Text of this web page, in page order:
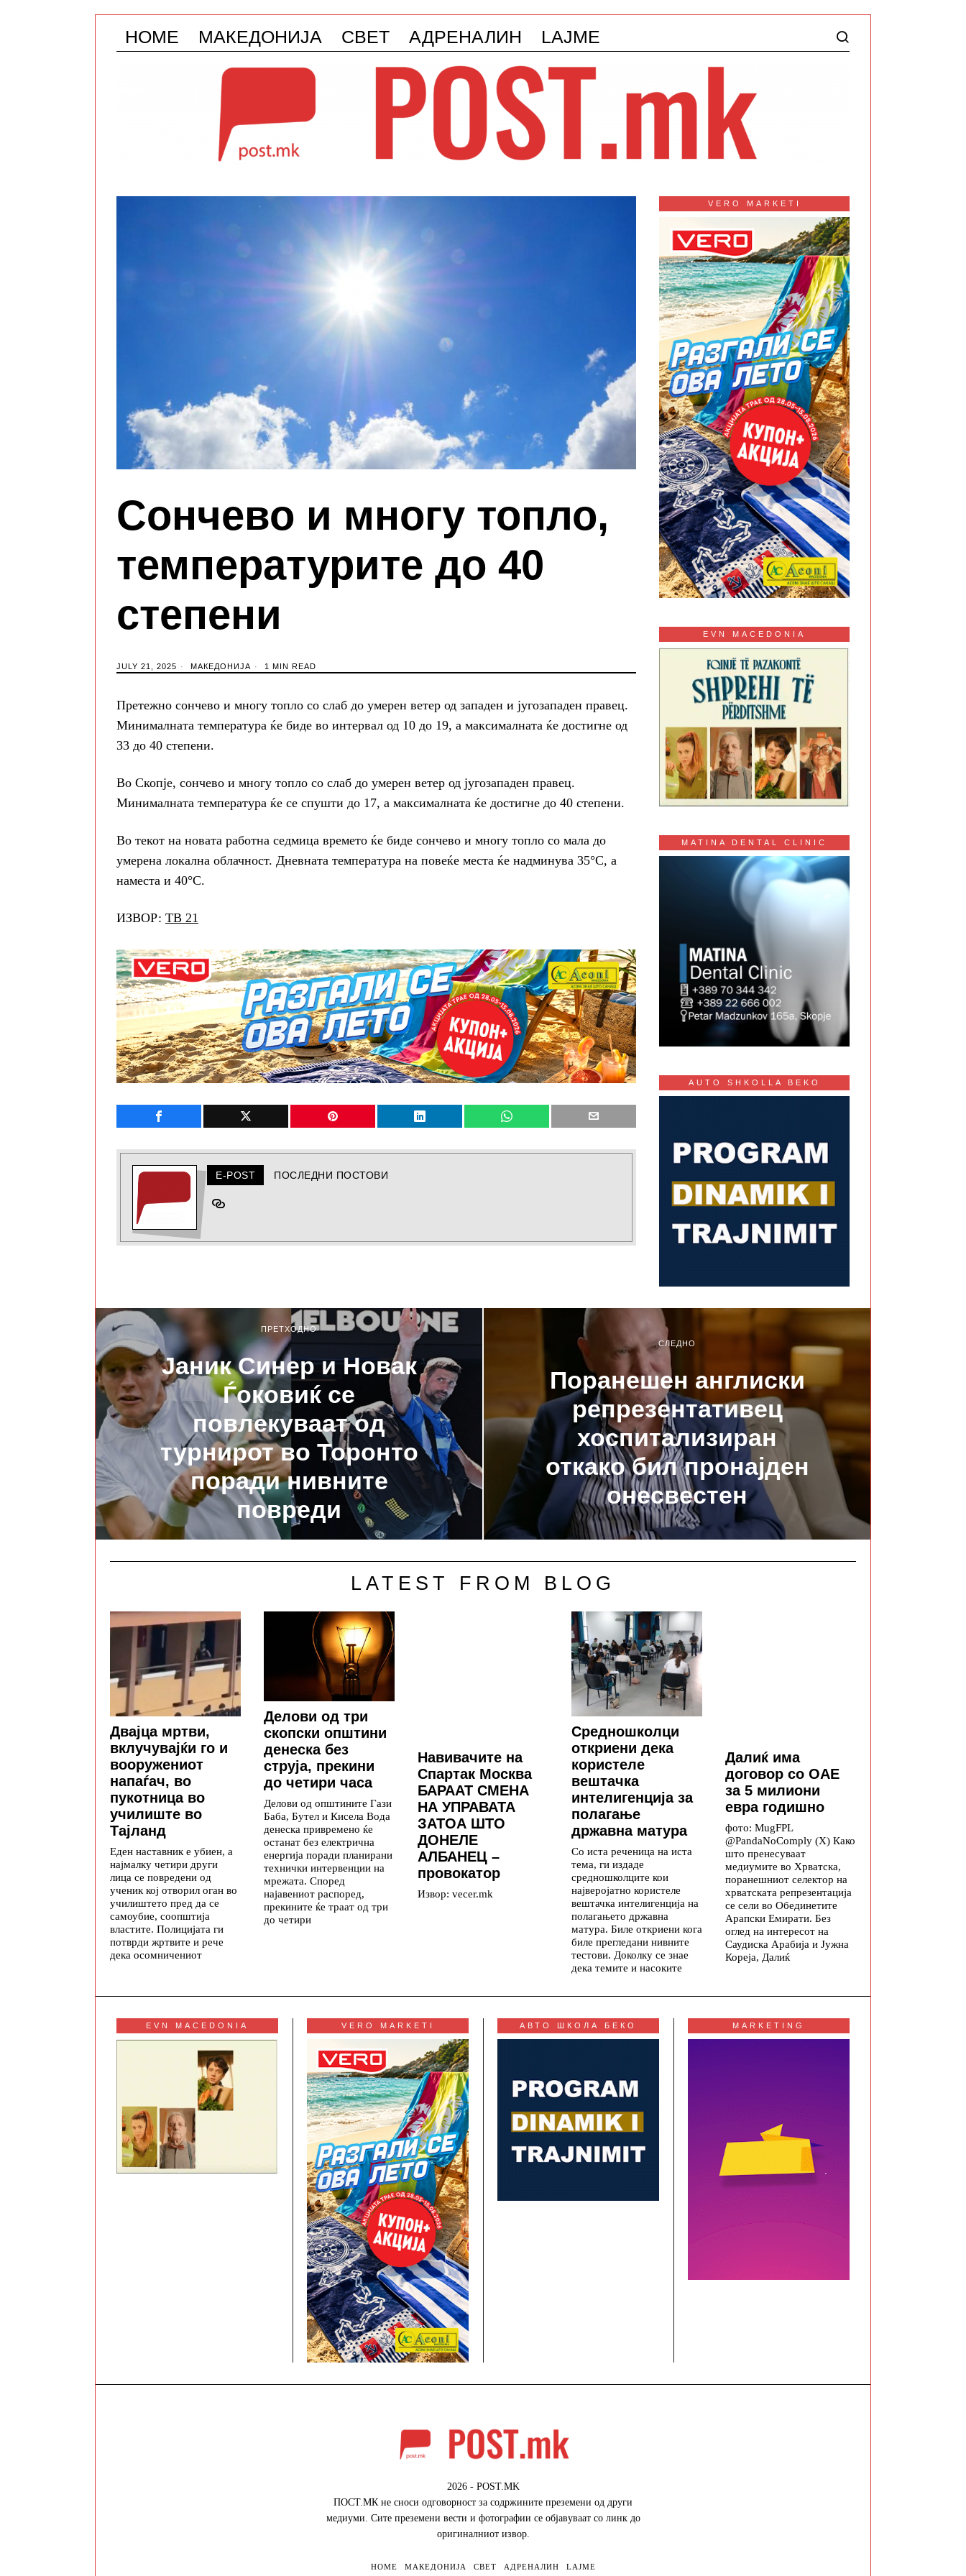
HOME МАКЕДОНИЈА СВЕТ АДРЕНАЛИН LAJME
Сончево и многу топло,
температурите до 40
степени
JULY 21, 2025 МАКЕДОНИЈА 1 MIN READ
Претежно сончево и многу топло со слаб до умерен ветер од западен и југозападен правец.
Минималната температура ќе биде во интервал од 10 до 19, а максималната ќе достигне од
33 до 40 степени.
Во Скопје, сончево и многу топло со слаб до умерен ветер од југозападен правец.
Минималната температура ќе се спушти до 17, а максималната ќе достигне до 40 степени.
Во текот на новата работна седмица времето ќе биде сончево и многу топло со мала до
умерена локална облачност. Дневната температура на повеќе места ќе надминува 35°C, а
наместа и 40°C.
ИЗВОР: ТВ 21
E-POST ПОСЛЕДНИ ПОСТОВИ
VERO MARKETI
EVN MACEDONIA
MATINA DENTAL CLINIC
AUTO SHKOLLA BEKO
ПРЕТХОДНО
Јаник Синер и Новак
Ѓоковиќ се
повлекуваат од
турнирот во Торонто
поради нивните
повреди
СЛЕДНО
Поранешен англиски
репрезентативец
хоспитализиран
откако бил пронајден
онесвестен
LATEST FROM BLOG
Двајца мртви,
вклучувајќи го и
вооружениот
напаѓач, во
пукотница во
училиште во
Тајланд
Еден наставник е убиен, а
најмалку четири други
лица се повредени од
ученик кој отворил оган во
училиштето пред да се
самоубие, соопштија
властите. Полицијата ги
потврди жртвите и рече
дека осомничениот
Делови од три
скопски општини
денеска без
струја, прекини
до четири часа
Делови од општините Гази
Баба, Бутел и Кисела Вода
денеска привремено ќе
останат без електрична
енергија поради планирани
технички интервенции на
мрежата. Според
најавениот распоред,
прекините ќе траат од три
до четири
Навивачите на
Спартак Москва
БАРААТ СМЕНА
НА УПРАВАТА
ЗАТОА ШТО
ДОНЕЛЕ
АЛБАНЕЦ –
провокатор
Извор: vecer.mk
Средношколци
откриени дека
користеле
вештачка
интелигенција за
полагање
државна матура
Со иста реченица на иста
тема, ги издаде
средношколците кои
најверојатно користеле
вештачка интелигенција на
полагањето државна
матура. Биле откриени кога
биле прегледани нивните
тестови. Доколку се знае
дека темите и насоките
Далиќ има
договор со ОАЕ
за 5 милиони
евра годишно
фото: MugFPL
@PandaNoComply (X) Како
што пренесуваат
медиумите во Хрватска,
поранешниот селектор на
хрватската репрезентација
се сели во Обединетите
Арапски Емирати. Без
оглед на интересот на
Саудиска Арабија и Јужна
Кореја, Далиќ
EVN MACEDONIA VERO MARKETI АВТО ШКОЛА БЕКО MARKETING
2026 - POST.MK
ПОСТ.МК не сноси одговорност за содржините преземени од други
медиуми. Сите преземени вести и фотографии се објавуваат со линк до
оригиналниот извор.
HOME МАКЕДОНИЈА СВЕТ АДРЕНАЛИН LAJME